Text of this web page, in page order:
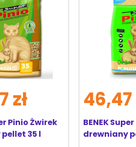
Pinio Żwirek
35 l
zł
BENEK
drewniany
46,47